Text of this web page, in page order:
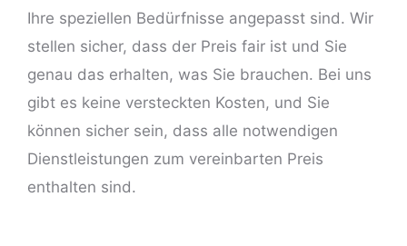
Ihre speziellen Bedürfnisse angepasst sind. Wir
stellen sicher, dass der Preis fair ist und Sie
genau das erhalten, was Sie brauchen. Bei uns
gibt es keine versteckten Kosten, und Sie
können sicher sein, dass alle notwendigen
Dienstleistungen zum vereinbarten Preis
enthalten sind.